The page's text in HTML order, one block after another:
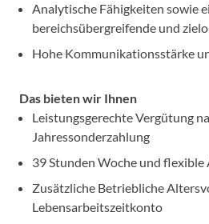
Analytische Fähigkeiten sowie
bereichsübergreifende und
Hohe Kommunikationsstärke
Das bieten wir Ihnen
Leistungsgerechte Vergütung
Jahressonderzahlung
39 Stunden Woche und
Zusätzliche Betriebliche
Lebensarbeitszeitkonto